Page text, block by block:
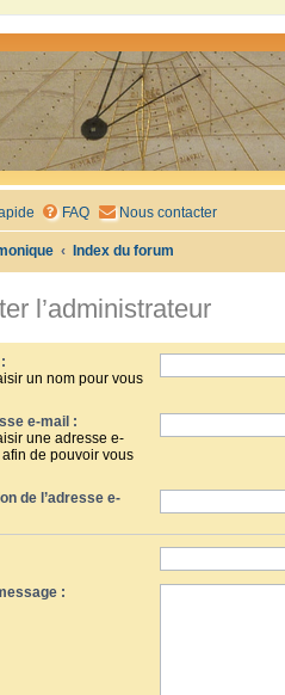
FAQ Nous contacter
Index du forum
l’administrateur
un nom pour vous
e-mail :
une adresse e-
de pouvoir vous
de l’adresse e-
: